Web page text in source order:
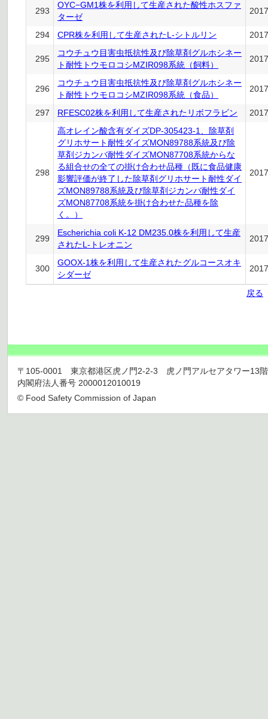
293
OYC−GM1株を利用して生産された酸性ホスファ
ターゼ
294 CPR株を利用して生産されたL-シトルリン
295
コウチュウ目害虫抵抗性及び除草剤グルホシネー
ト耐性トウモロコシMZIR098系統（飼料）
296
コウチュウ目害虫抵抗性及び除草剤グルホシネー
ト耐性トウモロコシMZIR098系統（食品）
297 RFESC02株を利用して生産されたリボフラビン
298
高オレイン酸含有ダイズDP-305423-1、除草剤
グリホサート耐性ダイズMON89788系統及び除
草剤ジカンバ耐性ダイズMON87708系統からな
る組合せの全ての掛け合わせ品種（既に食品健康
影響評価が終了した除草剤グリホサート耐性ダイ
ズMON89788系統及び除草剤ジカンバ耐性ダイ
ズMON87708系統を掛け合わせた品種を除
く。）
299
Escherichia coli K-12 DM235.0株を利用して生産
されたL-トレオニン
300
GOOX-1株を利用して生産されたグルコースオキ
シダーゼ
戻る
〒105-0001 東京都港区虎ノ門2-2-3 虎ノ門アルセアタワー13
内閣府法人番号 2000012010019
© Food Safety Commission of Japan